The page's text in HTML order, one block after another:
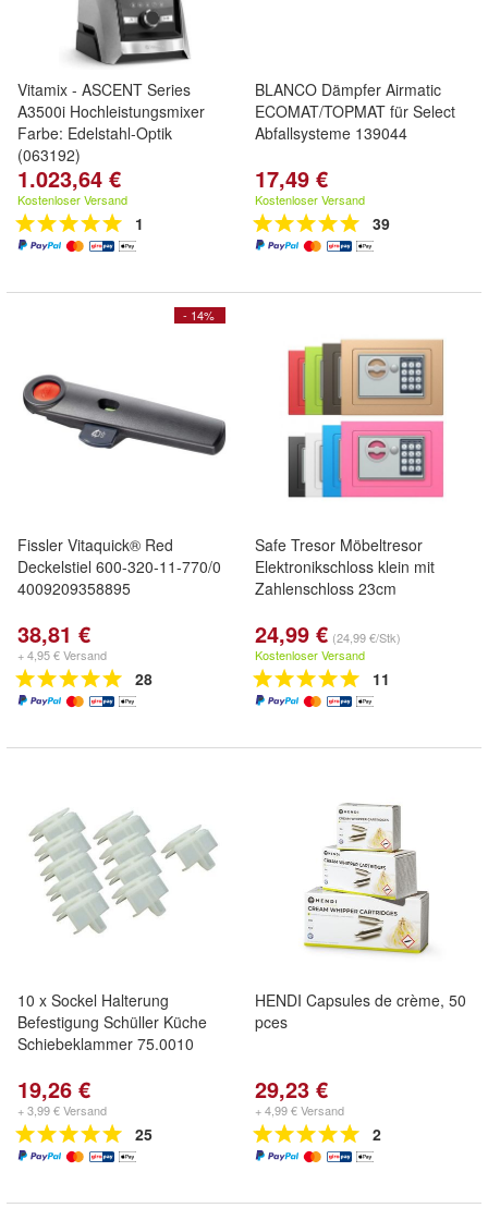
Vitamix - ASCENT Series
A3500i Hochleistungsmixer
Farbe: Edelstahl-Optik
(063192)
1.023,64 €
Kostenloser Versand
1
BLANCO Dämpfer Airmatic
ECOMAT/TOPMAT für Select
Abfallsysteme 139044
17,49 €
Kostenloser Versand
39
- 14%
Fissler Vitaquick® Red
Deckelstiel 600-320-11-770/0
4009209358895
38,81 €
+ 4,95 € Versand
28
Safe Tresor Möbeltresor
Elektronikschloss klein mit
Zahlenschloss 23cm
24,99 € (24,99 €/Stk)
Kostenloser Versand
11
10 x Sockel Halterung
Befestigung Schüller Küche
Schiebeklammer 75.0010
19,26 €
+ 3,99 € Versand
25
HENDI Capsules de crème, 50
pces
29,23 €
+ 4,99 € Versand
2